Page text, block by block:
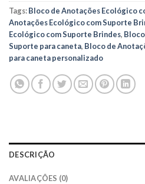
Tags:Bloco de Anotações Ecológico
Anotações Ecológico com Suporte
Ecológico com Suporte Brindes,
Suporte para caneta, Bloco de
para caneta personalizado
DESCRIÇÃO
AVALIAÇÕES (0)